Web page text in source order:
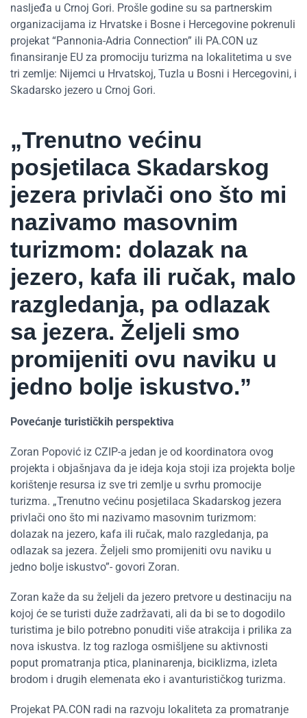
nasljeđa u Crnoj Gori. Prošle godine su sa partnerskim
organizacijama iz Hrvatske i Bosne i Hercegovine pokrenuli
projekat “Pannonia-Adria Connection” ili PA.CON uz
finansiranje EU za promociju turizma na lokalitetima u sve
tri zemlje: Nijemci u Hrvatskoj, Tuzla u Bosni i Hercegovini, i
Skadarsko jezero u Crnoj Gori.
„Trenutno većinu
posjetilaca Skadarskog
jezera privlači ono što mi
nazivamo masovnim
turizmom: dolazak na
jezero, kafa ili ručak, malo
razgledanja, pa odlazak
sa jezera. Željeli smo
promijeniti ovu naviku u
jedno bolje iskustvo.”
Povećanje turističkih perspektiva
Zoran Popović iz CZIP-a jedan je od koordinatora ovog
projekta i objašnjava da je ideja koja stoji iza projekta bolje
korištenje resursa iz sve tri zemlje u svrhu promocije
turizma. „Trenutno većinu posjetilaca Skadarskog jezera
privlači ono što mi nazivamo masovnim turizmom:
dolazak na jezero, kafa ili ručak, malo razgledanja, pa
odlazak sa jezera. Željeli smo promijeniti ovu naviku u
jedno bolje iskustvo”- govori Zoran.
Zoran kaže da su željeli da jezero pretvore u destinaciju na
kojoj će se turisti duže zadržavati, ali da bi se to dogodilo
turistima je bilo potrebno ponuditi više atrakcija i prilika za
nova iskustva. Iz tog razloga osmišljene su aktivnosti
poput promatranja ptica, planinarenja, biciklizma, izleta
brodom i drugih elemenata eko i avanturističkog turizma.
Projekat PA.CON radi na razvoju lokaliteta za promatranje